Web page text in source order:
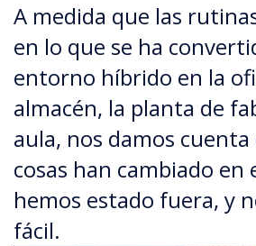
A medida que las
en lo que se ha
entorno híbrido en la
almacén, la planta de
aula, nos damos cuenta
cosas han cambiado en
hemos estado fuera, y
fácil.